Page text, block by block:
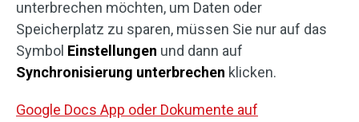
unterbrechen möchten, um Daten oder
Speicherplatz zu sparen, müssen Sie nur auf das
Symbol Einstellungen und dann auf
Synchronisierung unterbrechen klicken.
Google Docs App oder Dokumente auf